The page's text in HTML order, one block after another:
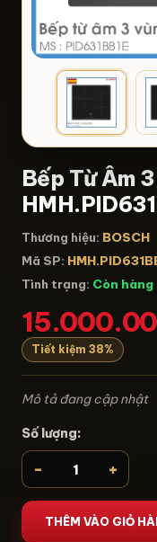
Bếp Từ Âm
Thương hiệu: BOSCH
Mã SP:
Tình trạng: Còn hàng
Tiết kiệm 38%
Mô tả đang cập nhật
Số lượng:
- +
THÊM VÀO GIỎ